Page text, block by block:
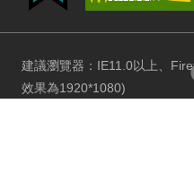
建議瀏覽器：IE11.0以上、
效果為1920*1080)